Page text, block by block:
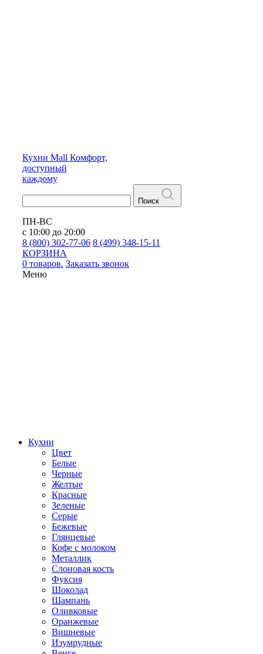
Кухни Mall Комфорт,
доступный
каждому
Поиск
ПН-ВС
с 10:00 до 20:00
8 (800) 302-77-06 8 (499) 348-15-11
КОРЗИНА
0 товаров. Заказать звонок
Меню
Кухни
Цвет
Белые
Черные
Желтые
Красные
Зеленые
Серые
Бежевые
Глянцевые
Кофе с молоком
Металлик
Слоновая кость
Фуксия
Шоколад
Шампань
Оливковые
Оранжевые
Вишневые
Изумрудные